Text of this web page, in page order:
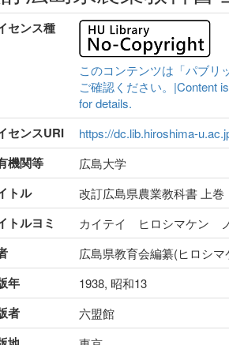
センス種
このコンテンツは「パブリ
ご確認ください。|Content
for details.
センスURI https://dc.lib.hiroshima-
機関等 広島大学
トル 改訂広島県農業教科書 上巻
トルヨミ カイテイ ヒロシマケン
広島県教育会編纂(ヒロシ
年 1938, 昭和13
者 六盟館